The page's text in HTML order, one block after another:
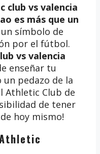
club vs valencia
es más que un
un símbolo de
por el fútbol.
vs valencia
enseñar tu
pedazo de la
Athletic Club de
de tener
hoy mismo!